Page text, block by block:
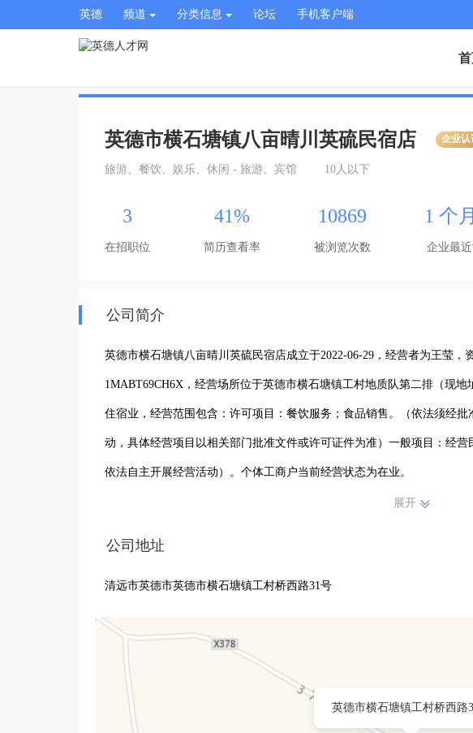
英德 频道 分类信息 论坛 手机客户端
英德市横石塘镇八亩晴川英硫民宿店 企业认
旅游、餐饮、娱乐、休闲 - 旅游、宾馆 10人以下
3
在招职位
41%
简历查看率
10869
被浏览次数
1 个
企业最
公司简介
英德市横石塘镇八亩晴川英硫民宿店成立于2022-06-29，经营者为王莹，
1MABT69CH6X，经营场所位于英德市横石塘镇工村地质队第二排（现
住宿业，经营范围包含：许可项目：餐饮服务；食品销售。（依法须经
动，具体经营项目以相关部门批准文件或许可证件为准）一般项目：经
依法自主开展经营活动）。个体工商户当前经营状态为在业。
展开
公司地址
清远市英德市英德市横石塘镇工村桥西路31号
英德市横石塘镇工村桥西路